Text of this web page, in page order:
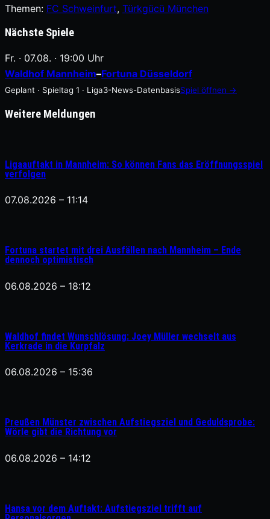
Themen: FC Schweinfurt, Türkgücü München
Nächste Spiele
Fr. · 07.08. · 19:00 Uhr
Waldhof Mannheim–Fortuna Düsseldorf
Geplant · Spieltag 1 · Liga3-News-DatenbasisSpiel öffnen →
Weitere Meldungen
Ligaauftakt in Mannheim: So können Fans das Eröffnungsspiel
verfolgen
07.08.2026 – 11:14
Fortuna startet mit drei Ausfällen nach Mannheim – Ende
dennoch optimistisch
06.08.2026 – 18:12
Waldhof findet Wunschlösung: Joey Müller wechselt aus
Kerkrade in die Kurpfalz
06.08.2026 – 15:36
Preußen Münster zwischen Aufstiegsziel und Geduldsprobe:
Wörle gibt die Richtung vor
06.08.2026 – 14:12
Hansa vor dem Auftakt: Aufstiegsziel trifft auf